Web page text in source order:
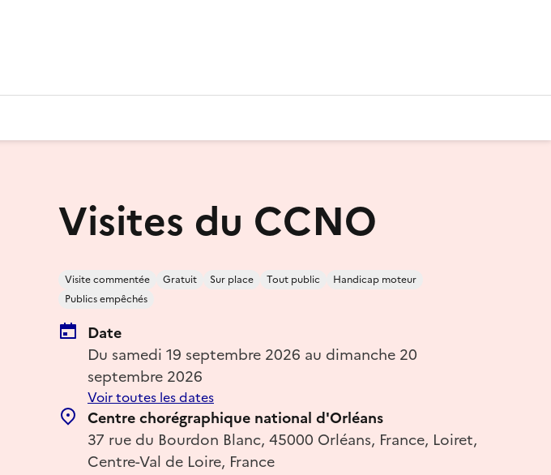
Visites du CCNO
Visite commentée Gratuit Sur place Tout public
Handicap moteur
Publics empêchés
Date
Du samedi 19 septembre 2026 au dimanche 20
septembre 2026
Voir toutes les dates
Centre chorégraphique national d'Orléans
37 rue du Bourdon Blanc, 45000 Orléans, France, Loiret,
Centre-Val de Loire, France